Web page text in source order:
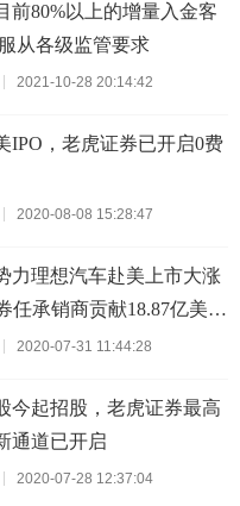
前80%以上的增量入金客
从各级监管要求
2021-10-28 20:14:42
IPO，老虎证券已开启0费
2020-08-08 15:28:47
力理想汽车赴美上市大涨
任承销商贡献18.87亿美元
2020-07-31 11:44:28
今起招股，老虎证券最高
通道已开启
2020-07-28 12:37:04